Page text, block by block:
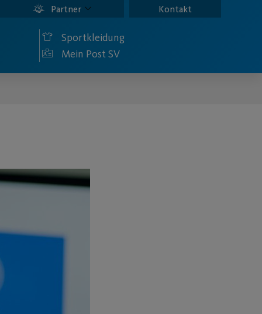
Partner Kontakt
Sportkleidung
Mein Post SV